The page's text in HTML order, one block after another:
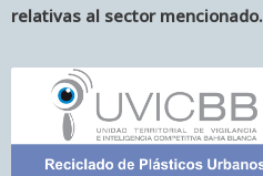
relativas al sector mencionado.